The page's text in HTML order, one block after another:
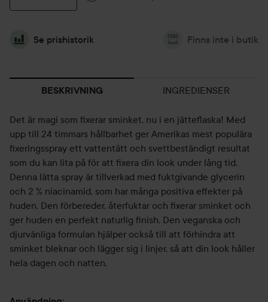
Se prishistorik Finns inte i butik
BESKRIVNING INGREDIENSER
Det är magi som fixerar sminket, nu i en jätteflaska! Med
upp till 24 timmars hållbarhet ger Amerikas mest populära
fixeringsspray ett vattentätt och svettbeständigt resultat
som du kan lita på för att fixera din look under lång tid.
Denna lätta spray är tillverkad med fuktgivande glycerin
och 2 % niacinamid, som har många positiva effekter på
huden. Den förbereder, återfuktar och fixerar sminket och
ger huden en perfekt naturlig finish. Den veganska och
djurvänliga formulan hjälper också till att förhindra att
sminket bleknar och lägger sig i linjer, så att din look håller
hela dagen och natten.